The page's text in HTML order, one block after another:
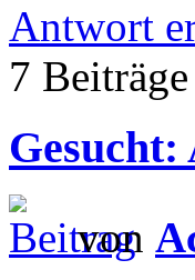
Antwort
7 Beiträge
von